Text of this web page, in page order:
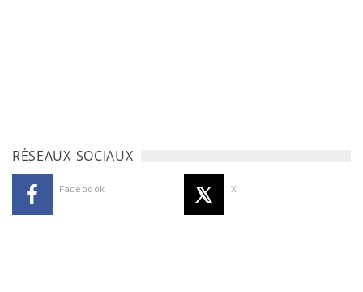
RÉSEAUX SOCIAUX
Facebook X